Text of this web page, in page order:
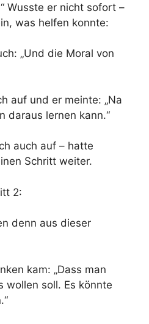
Wusste er nicht sofort –
was helfen konnte:
„Und die Moral von
auf und er meinte: „Na
daraus lernen kann.“
auch auf – hatte
Schritt weiter.
2:
denn aus dieser
kam: „Dass man
wollen soll. Es könnte